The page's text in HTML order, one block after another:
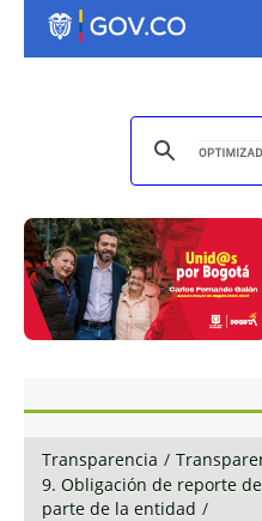
Transparencia /
9. Obligación de reporte
parte de la entidad /